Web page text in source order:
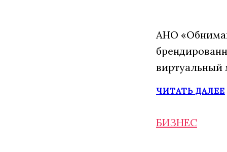
АНО
виртуальный
ЧИТАТЬ ДАЛЕЕ
БИЗНЕС